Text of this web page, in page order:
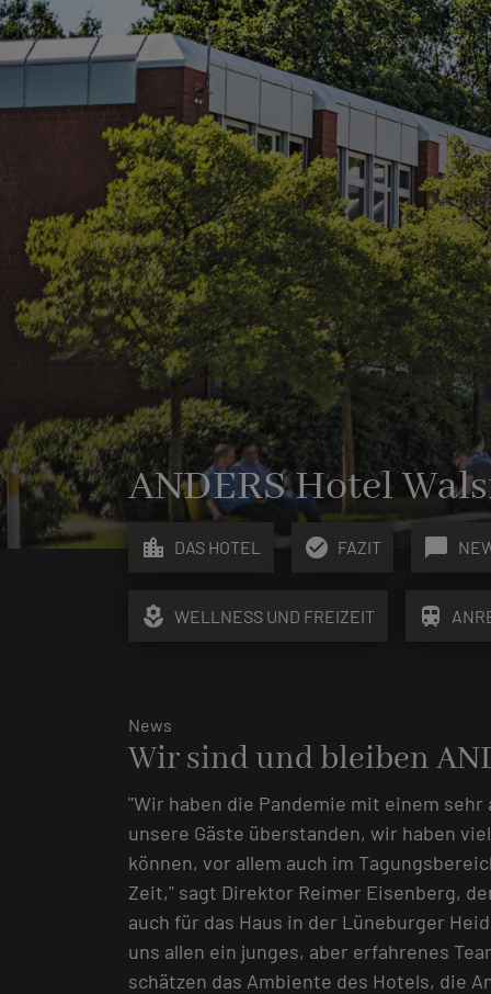
ANDERS Hotel
location_city DAS HOTEL check_circle FAZIT chat_bubble
local_florist WELLNESS UND FREIZEIT train
News
Wir sind und bleiben
"Wir haben die Pandemie mit einem
unsere Gäste überstanden, wir haben
können, vor allem auch im
Zeit," sagt Direktor Reimer Eisenberg,
auch für das Haus in der Lüneburger
uns allen ein junges, aber erfahrenes
schätzen das Ambiente des Hotels, die